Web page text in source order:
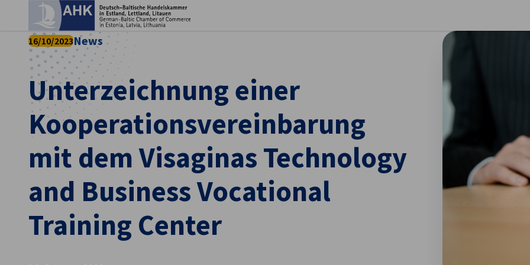
Unterzeichnung einer
Kooperationsvereinbarung
mit dem Visaginas Technology
and Business Vocational
Training Center
16/10/2023News